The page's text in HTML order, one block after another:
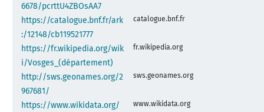
6678/pcrttU4ZBOsAA7
https://catalogue.bnf.fr/ark
:/12148/cb119521777
catalogue.bnf.fr
https://fr.wikipedia.org/wik
i/Vosges_(département)
fr.wikipedia.org
http://sws.geonames.org/2
967681/
sws.geonames.org
https://www.wikidata.org/
www.wikidata.org